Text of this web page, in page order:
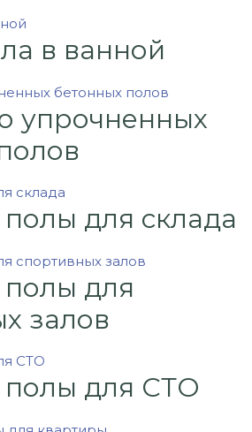
в ванной
упрочненных
для склада
для
залов
для СТО